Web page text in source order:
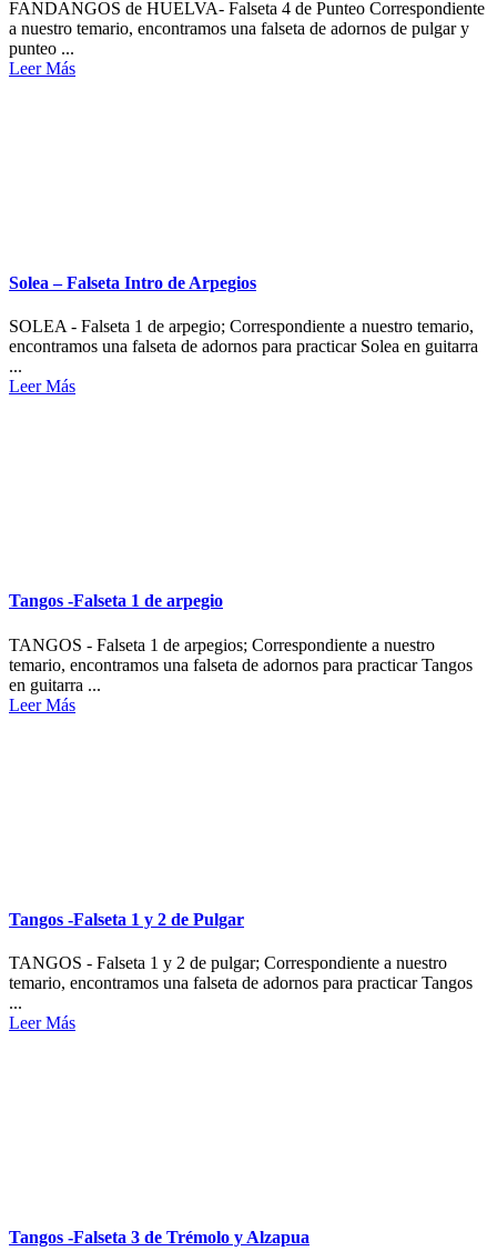
FANDANGOS de HUELVA- Falseta 4 de Punteo Correspondiente
a nuestro temario, encontramos una falseta de adornos de pulgar y
punteo ...
Leer Más
Solea – Falseta Intro de Arpegios
SOLEA - Falseta 1 de arpegio; Correspondiente a nuestro temario,
encontramos una falseta de adornos para practicar Solea en guitarra
...
Leer Más
Tangos -Falseta 1 de arpegio
TANGOS - Falseta 1 de arpegios; Correspondiente a nuestro
temario, encontramos una falseta de adornos para practicar Tangos
en guitarra ...
Leer Más
Tangos -Falseta 1 y 2 de Pulgar
TANGOS - Falseta 1 y 2 de pulgar; Correspondiente a nuestro
temario, encontramos una falseta de adornos para practicar Tangos
...
Leer Más
Tangos -Falseta 3 de Trémolo y Alzapua